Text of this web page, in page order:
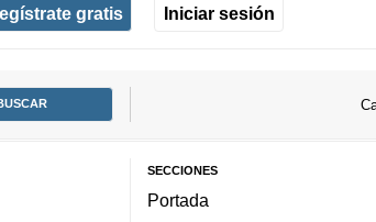
gratis Iniciar sesión
SECCIONES
Portada